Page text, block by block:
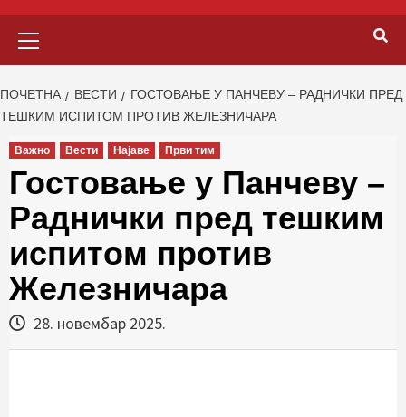
ПОЧЕТНА ВЕСТИ
ГОСТОВАЊЕ У ПАНЧЕВУ – РАДНИЧКИ ПРЕД
ТЕШКИМ ИСПИТОМ ПРОТИВ ЖЕЛЕЗНИЧАРА
Важно Вести Најаве Први тим
Гостовање у Панчеву –
Раднички пред тешким
испитом против
Железничара
28. новембар 2025.